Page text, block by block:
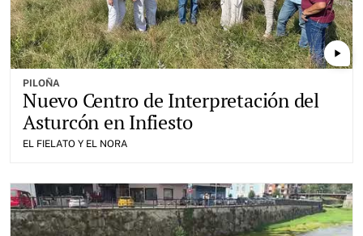
play_arrow
PILOÑA
Nuevo Centro de Interpretación del
Asturcón en Infiesto
EL FIELATO Y EL NORA